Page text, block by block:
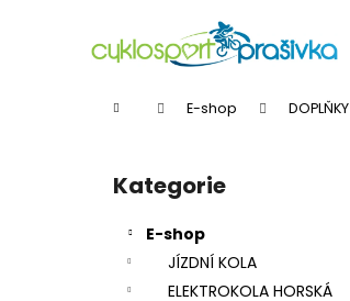
Domů E-shop DOPLŇKY
Přeskočit
kategorie
Kategorie
E-shop
JÍZDNÍ KOLA
ELEKTROKOLA HORSKÁ
Zpět
Zpět